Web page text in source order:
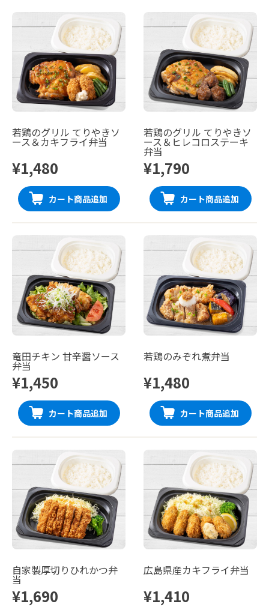
若鶏のグリル てりやきソ
ース＆カキフライ弁当
¥1,480
カート商品追加
若鶏のグリル てりやきソ
ース＆ヒレコロステーキ
弁当
¥1,790
カート商品追加
竜田チキン 甘辛醤ソース
弁当
¥1,450
カート商品追加
若鶏のみぞれ煮弁当
¥1,480
カート商品追加
自家製厚切りひれかつ弁
当
¥1,690
広島県産カキフライ弁当
¥1,410